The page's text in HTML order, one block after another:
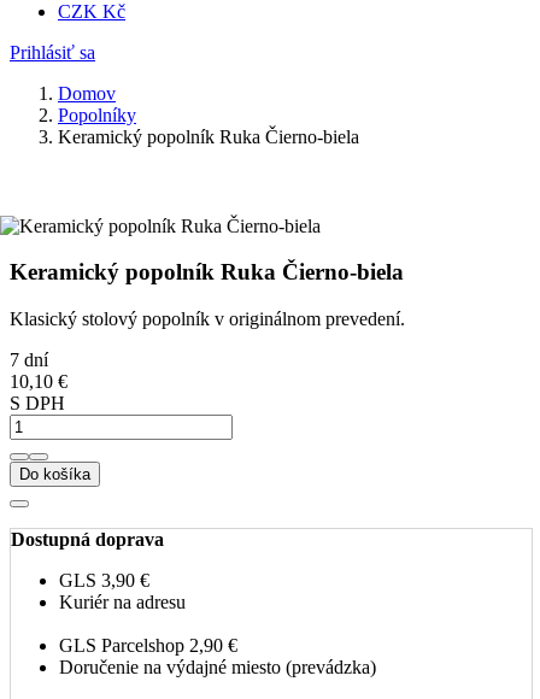
CZK Kč
Prihlásiť sa
Domov
Popolníky
Keramický popolník Ruka Čierno-biela
Keramický popolník Ruka Čierno-biela
Klasický stolový popolník v originálnom prevedení.
7 dní
10,10 €
S DPH
Do košíka
Dostupná doprava
GLS 3,90 €
Kuriér na adresu
GLS Parcelshop 2,90 €
Doručenie na výdajné miesto (prevádzka)